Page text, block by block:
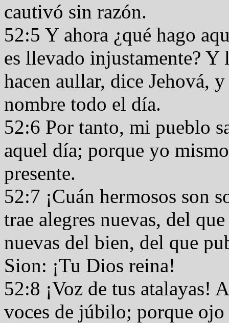
cautivó sin razón.
52:5 Y ahora ¿qué hago
es llevado injustamente? Y
hacen aullar, dice Jehová,
nombre todo el día.
52:6 Por tanto, mi pueblo
aquel día; porque yo
presente.
52:7 ¡Cuán hermosos son
trae alegres nuevas, del
nuevas del bien, del que
Sion: ¡Tu Dios reina!
52:8 ¡Voz de tus atalayas!
voces de júbilo; porque